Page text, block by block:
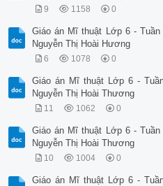
9 1158 0
Giáo án Mĩ thuật Lớp 6 - Tuần
Nguyễn Thị Hoài Hương
6 1078 0
Giáo án Mĩ thuật Lớp 6 -
Nguyễn Thị Hoài Thương
11 1062 0
Giáo án Mĩ thuật Lớp 6 - Tuần
Nguyễn Thị Hoài Thương
10 1004 0
Giáo án Mĩ thuật Lớp 6 -